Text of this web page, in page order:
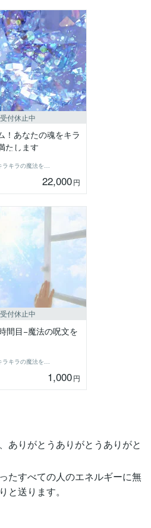
受付休止中
！あなたの魂をキラ
たします
22,000円
受付休止中
間目−魔法の呪文を
AYANA〜キラキラの魔法をあなたに〜
1,000円
ありがとうありがとうありがと
たすべての人のエネルギーに無
と送ります。